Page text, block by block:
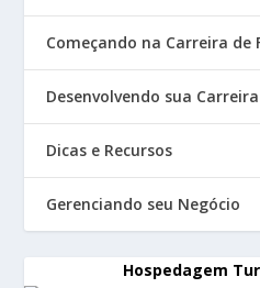
Começando na Carreira de
Desenvolvendo sua Carreira
Dicas e Recursos
Gerenciando seu Negócio
Hospedagem